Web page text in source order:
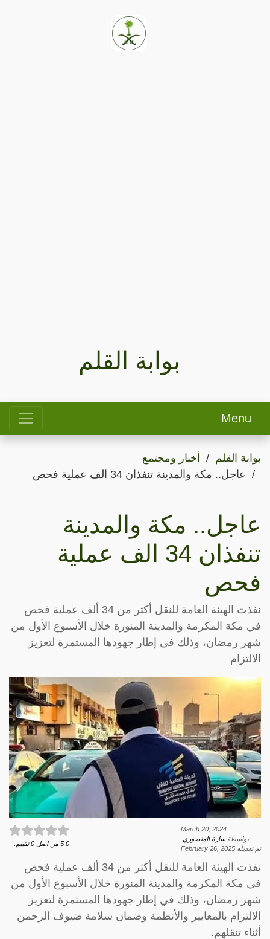
بوابة القلم
Menu
بوابة القلم
أخبار ومجتمع
عاجل.. مكة والمدينة تنفذان 34 الف عملية فحص
عاجل.. مكة والمدينة
تنفذان 34 الف عملية
فحص
نفذت الهيئة العامة للنقل أكثر من 34 ألف عملية فحص
في مكة المكرمة والمدينة المنورة خلال الأسبوع الأول من
شهر رمضان، وذلك في إطار جهودها المستمرة لتعزيز
الالتزام
March 20, 2024
بواسطةسارة المنصوري
تم تعديله February 26, 2025
0
5 من اصل 0 تقييم.
نفذت الهيئة العامة للنقل أكثر من 34 ألف عملية فحص
في مكة المكرمة والمدينة المنورة خلال الأسبوع الأول من
شهر رمضان، وذلك في إطار جهودها المستمرة لتعزيز
الالتزام بالمعايير والأنظمة وضمان سلامة ضيوف الرحمن
أثناء تنقلهم.